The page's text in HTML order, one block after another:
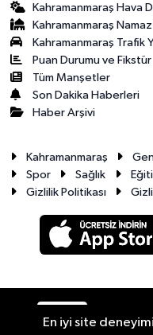
Kahramanmaraş Hava
Kahramanmaraş
Kahramanmaraş Trafik
Puan Durumu ve Fikstür
Tüm Manşetler
Son Dakika Haberleri
Haber Arşivi
Kahramanmaraş
Spor
Sağlık
Gizlilik Politikası
En iyi site